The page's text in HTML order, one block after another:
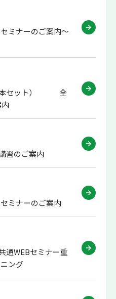
ミナーのご案内～
5本セット） 全
習のご案内
ミナーのご案内
通WEBセミナー重
ング